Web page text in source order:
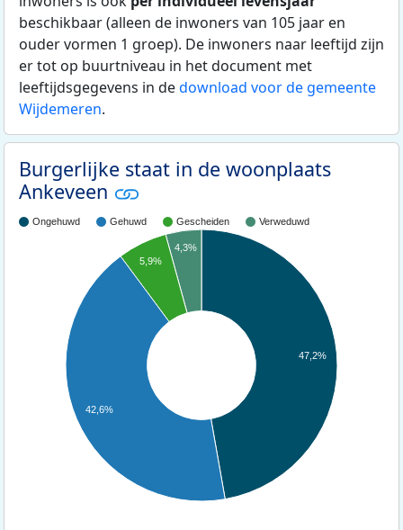
beschikbaar (alleen de inwoners van 105 jaar en
ouder vormen 1 groep). De inwoners naar leeftijd zijn
er tot op buurtniveau in het document met
leeftijdsgegevens in dedownload voor de gemeente
Wijdemeren.
Burgerlijke staat in de woonplaats
Ankeveen
Ongehuwd Gehuwd Gescheiden Verweduwd
47,2%
4,3%
5,9%
42,6%